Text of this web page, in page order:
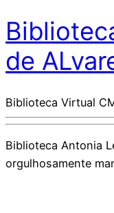
de
Biblioteca Virtual
Biblioteca Antonia
orgulhosamente